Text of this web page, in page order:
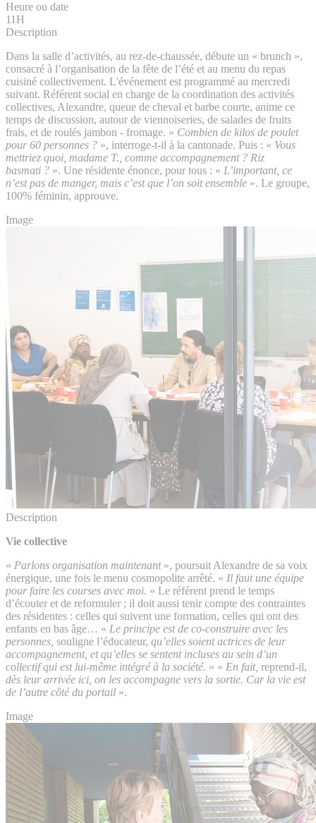
Heure ou date
11H
Description
Dans la salle d’activités, au rez-de-chaussée, débute un « brunch »,
consacré à l’organisation de la fête de l’été et au menu du repas
cuisiné collectivement. L'événement est programmé au mercredi
suivant. Référent social en charge de la coordination des activités
collectives, Alexandre, queue de cheval et barbe courte, anime ce
temps de discussion, autour de viennoiseries, de salades de fruits
frais, et de roulés jambon - fromage. « Combien de kilos de poulet
pour 60 personnes ? », interroge-t-il à la cantonade. Puis : « Vous
mettriez quoi, madame T., comme accompagnement ? Riz
basmati ? ». Une résidente énonce, pour tous : « L’important, ce
n’est pas de manger, mais c’est que l’on soit ensemble ». Le groupe,
100% féminin, approuve.
Image
Description
Vie collective
« Parlons organisation maintenant », poursuit Alexandre de sa voix
énergique, une fois le menu cosmopolite arrêté. « Il faut une équipe
pour faire les courses avec moi. » Le référent prend le temps
d’écouter et de reformuler ; il doit aussi tenir compte des contraintes
des résidentes : celles qui suivent une formation, celles qui ont des
enfants en bas âge… « Le principe est de co-construire avec les
personnes, souligne l’éducateur, qu’elles soient actrices de leur
accompagnement, et qu’elles se sentent incluses au sein d’un
collectif qui est lui-même intégré à la société. » « En fait, reprend-il,
dès leur arrivée ici, on les accompagne vers la sortie. Car la vie est
de l’autre côté du portail ».
Image